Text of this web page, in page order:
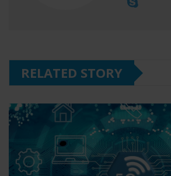
RELATED STORY